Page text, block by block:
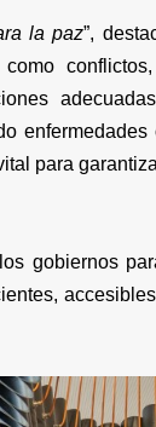
la paz”,
para
gobiernos